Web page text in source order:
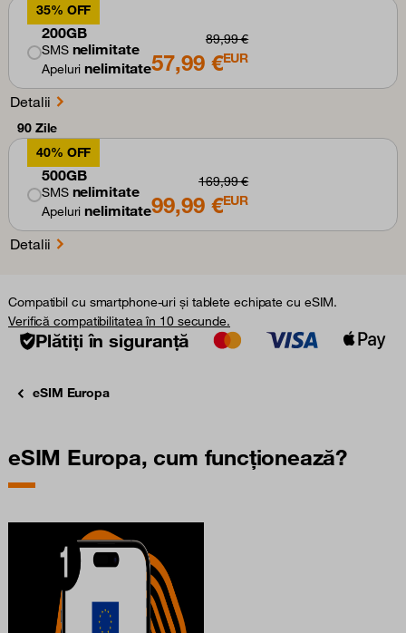
35% OFF
200GB
SMS nelimitate
Apelurinelimitate
89,99 €
57,99 €EUR
Detalii
90 Zile
40% OFF
500GB
SMS nelimitate
Apelurinelimitate
169,99 €
99,99 €EUR
Detalii
Compatibil cu smartphone-uri și tablete echipate cu eSIM.
Verifică compatibilitatea în 10 secunde.
Plătiți în siguranță
eSIM Europa
eSIM Europa, cum funcționează?